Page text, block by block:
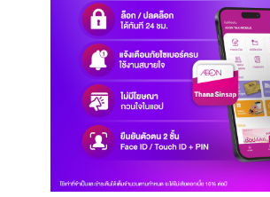
การใช้บัตรเครดิตอิออนยังไงให้คุ้ม
เป็น รู้รอบจ่าย ช้อปปิ้ง ใช้จ่ายในร้าน
อาหาร ร้านค้า โรงแรม